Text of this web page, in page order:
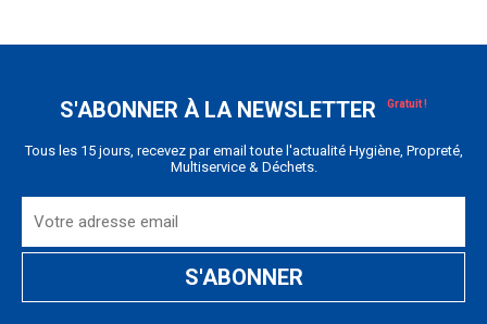
S'ABONNER À LA NEWSLETTER
Tous les 15 jours, recevez par email toute l'actualité Hygiène, Propreté,
Multiservice & Déchets.